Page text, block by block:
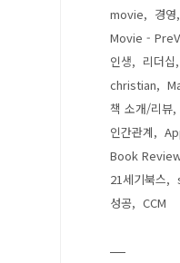
movie
경영
Movie -
인생
리더십
christian
책 소개/리뷰
인간관계
Book
21세기북스
성공
CCM